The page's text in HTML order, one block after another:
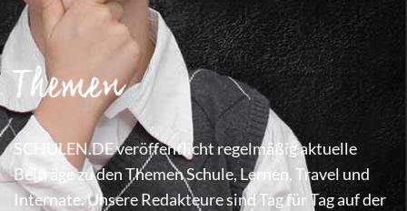
Themen
SCHULEN.DE veröffentlicht regelmäßig aktuelle
Beiträge zu den Themen Schule, Lernen, Travel und
Internate. Unsere Redakteure sind Tag für Tag auf der